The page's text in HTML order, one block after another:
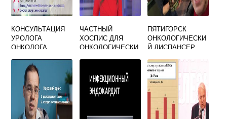
КОНСУЛЬТАЦИЯ
УРОЛОГА
ОНКОЛОГА
ЧАСТНЫЙ
ХОСПИС ДЛЯ
ОНКОЛОГИЧЕСКИ
ПЕТЕРБУРГЕ
ПЯТИГОРСК
ОНКОЛОГИЧЕСКИ
Й ДИСПАНСЕР